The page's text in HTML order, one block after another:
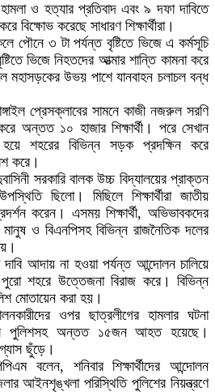
হামলা ও হত্যার প্রতিবাদ এবং ৯ দফা দাবিতে
বিক্ষোভ করেছে সাধারণ শিক্ষার্থীরা।
পৌনে ৩ টা পর্যন্ত বৃষ্টিতে ভিজে এ কর্মসূচি
ভিজে নিহতদের আত্মার শান্তি কামনা করে
মহাসড়কের উভয় পাশে যানবাহন চলাচল বন্ধ
প্রেসক্লাবের সামনে কাজী নজরুল সরণি
অন্তত ১০ হাজার শিক্ষার্থী। পরে সেখান
হয়ে শহরের বিভিন্ন সড়ক প্রদক্ষিন করে
করে।
সরকারি বালক উচ্চ বিদ্যালয়ের প্রাক্তন
ছিলো। মিছিলে শিক্ষার্থীরা জাতীয়
করেন। এসময় শিক্ষার্থী, অভিভাবকদের
মানুষ ও বিএনপিসহ বিভিন্ন রাজনৈতিক দলের
দাবি আদায় না হওয়া পর্যন্ত আন্দোলন চালিয়ে
শহরে উত্তেজনা বিরাজ করে। বিভিন্ন
মোতায়েন করা হয়।
ওপর ছাত্রলীগের হামলার ঘটনা
পুলিশসহ অন্তত ১৫জন আহত হয়েছে।
ছুঁড়ে।
বলেন, শনিবার শিক্ষার্থীদের আন্দোলন
আইনশৃঙ্খলা পরিস্থিতি পুলিশের নিয়ন্ত্রণে